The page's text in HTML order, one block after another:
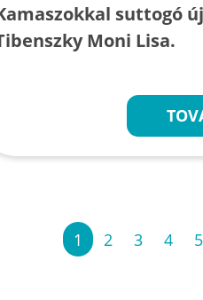
suttogó
Moni Lisa.
1 2 3 4 5